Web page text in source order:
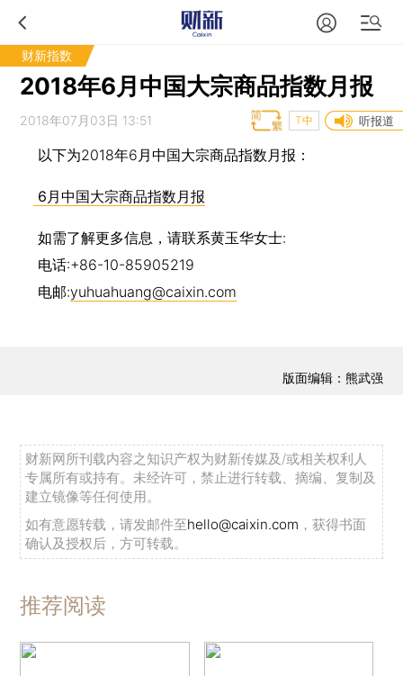
财新指数
2018年6月中国大宗商品指数月报
2018年07月03日 13:51 听报道
T中
以下为2018年6月中国大宗商品指数月报：
6月中国大宗商品指数月报
如需了解更多信息，请联系黄玉华女士:
电话:+86-10-85905219
电邮:yuhuahuang@caixin.com
版面编辑：熊武强
财新网所刊载内容之知识产权为财新传媒及/或相关权利人
专属所有或持有。未经许可，禁止进行转载、摘编、复制及
建立镜像等任何使用。
如有意愿转载，请发邮件至hello@caixin.com ，获得书面
确认及授权后，方可转载。
推荐阅读